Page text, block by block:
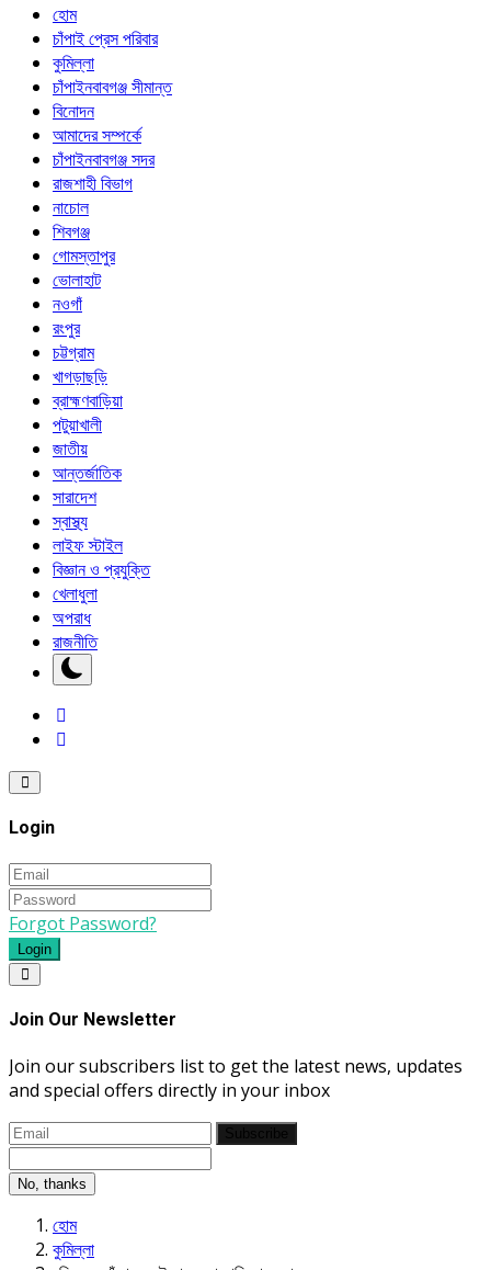
হোম
চাঁপাই প্রেস পরিবার
কুমিল্লা
চাঁপাইনবাবগঞ্জ সীমান্ত
বিনোদন
আমাদের সম্পর্কে
চাঁপাইনবাবগঞ্জ সদর
রাজশাহী বিভাগ
নাচোল
শিবগঞ্জ
গোমস্তাপুর
ভোলাহাট
নওগাঁ
রংপুর
চট্টগ্রাম
খাগড়াছড়ি
ব্রাহ্মণবাড়িয়া
পটুয়াখালী
জাতীয়
আন্তর্জাতিক
সারাদেশ
স্বাস্থ্য
লাইফ স্টাইল
বিজ্ঞান ও প্রযুক্তি
খেলাধুলা
অপরাধ
রাজনীতি
Login
Forgot Password?
Login
Join Our Newsletter
Join our subscribers list to get the latest news, updates
and special offers directly in your inbox
No, thanks
হোম
কুমিল্লা